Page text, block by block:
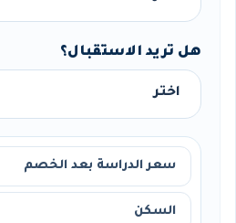
هل تريد الاستقبال؟
سعر الدراسة بعد الخصم
السكن